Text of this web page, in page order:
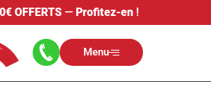
OFFERTS— Profitez-en!
Menu